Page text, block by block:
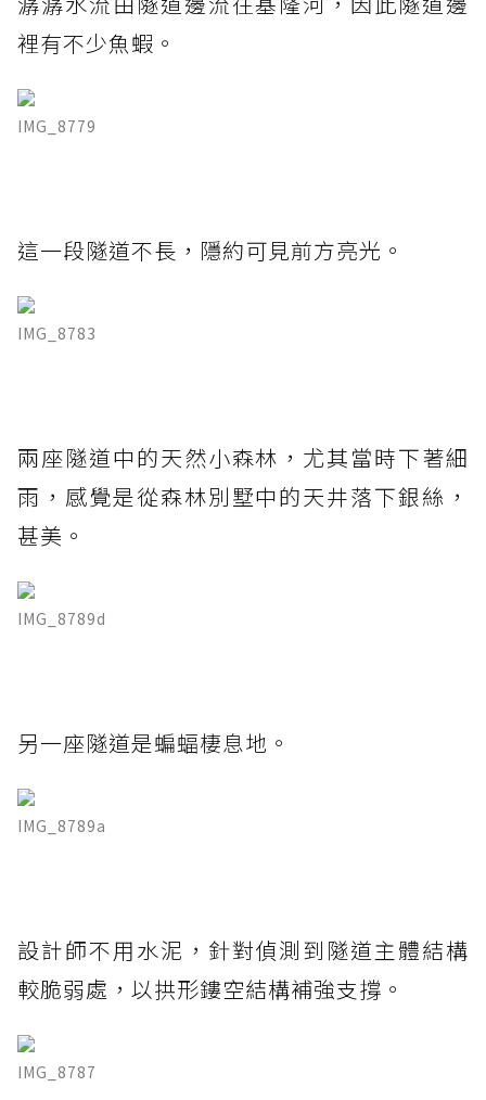
裡有不少魚蝦。
IMG_8779
這一段隧道不長，隱約可見前方亮光。
IMG_8783
兩座隧道中的天然小森林，尤其當時下著細
雨，感覺是從森林別墅中的天井落下銀絲，
甚美。
IMG_8789d
另一座隧道是蝙蝠棲息地。
IMG_8789a
設計師不用水泥，針對偵測到隧道主體結構
較脆弱處，以拱形鏤空結構補強支撐。
IMG_8787